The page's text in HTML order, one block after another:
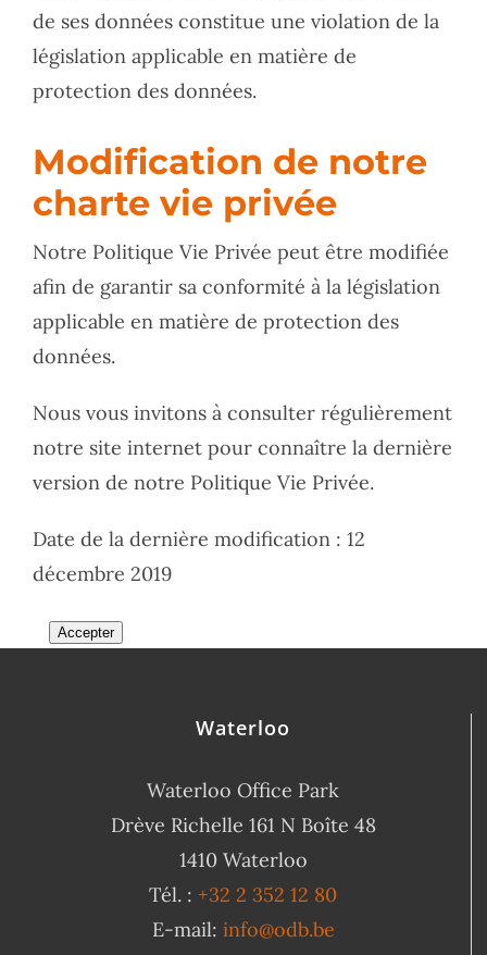
de ses données constitue une violation de la
législation applicable en matière de
protection des données.
Modification de notre
charte vie privée
Notre Politique Vie Privée peut être modifiée
afin de garantir sa conformité à la législation
applicable en matière de protection des
données.
Nous vous invitons à consulter régulièrement
notre site internet pour connaître la dernière
version de notre Politique Vie Privée.
Date de la dernière modification : 12
décembre 2019
Accepter
Waterloo
Waterloo Office Park
Drève Richelle 161 N Boîte 48
1410 Waterloo
Tél. : +32 2 352 12 80
E-mail: info@odb.be